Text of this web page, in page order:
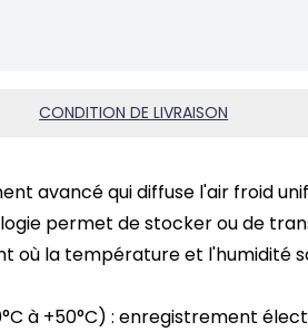
CONDITION DE LIVRAISON
avancé qui diffuse l'air froid
permet de stocker ou de
où la température et l'humidité
à +50°C) : enregistrement